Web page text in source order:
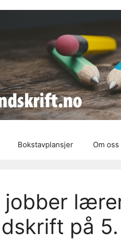
Bokstavplansjer Om oss
jobber
på